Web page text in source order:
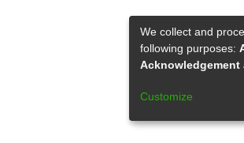
We collect and
following purposes:
Acknowledgement
Customize